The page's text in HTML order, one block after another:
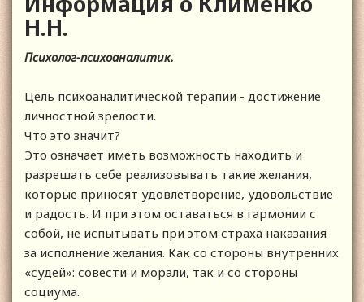
Н.Н.
Психолог-психоаналитик.
Цель психоаналитической терапии - достижение
личностной зрелости.
Что это значит?
Это означает иметь возможность находить и
разрешать себе реализовывать такие желания,
которые приносят удовлетворение, удовольствие
и радость. И при этом оставаться в гармонии с
собой, не испытывать при этом страха наказания
за исполнение желания. Как со стороны внутренних
«судей»: совести и морали, так и со стороны
социума.